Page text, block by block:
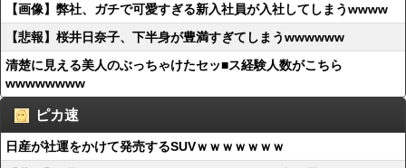
【画像】弊社、ガチで可愛すぎる新入社員が入社してしまうwwww
【悲報】桜井日奈子、下半身が豊満すぎてしまうwwwwww
清楚に見える美人のぶっちゃけたセッ■ス経験人数がこちら
wwwwwwww
ピカ速
日産が社運をかけて発売するSUVｗｗｗｗｗｗｗ